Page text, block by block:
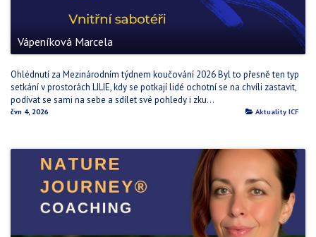
Vápeníková Marcela
Ohlédnutí za Mezinárodním týdnem koučování 2026 Byl to přesně ten typ
setkání v prostorách LILIE, kdy se potkají lidé ochotní se na chvíli zastavit,
podívat se sami na sebe a sdílet své pohledy i zku...
čvn 4, 2026 Aktuality ICF